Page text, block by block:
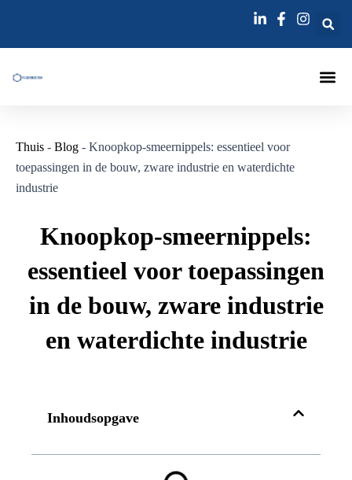
de
inhoud
Thuis - Blog - Knoopkop-smeernippels: essentieel voor
toepassingen in de bouw, zware industrie en waterdichte
industrie
Knoopkop-smeernippels:
essentieel voor toepassingen
in de bouw, zware industrie
en waterdichte industrie
Inhoudsopgave